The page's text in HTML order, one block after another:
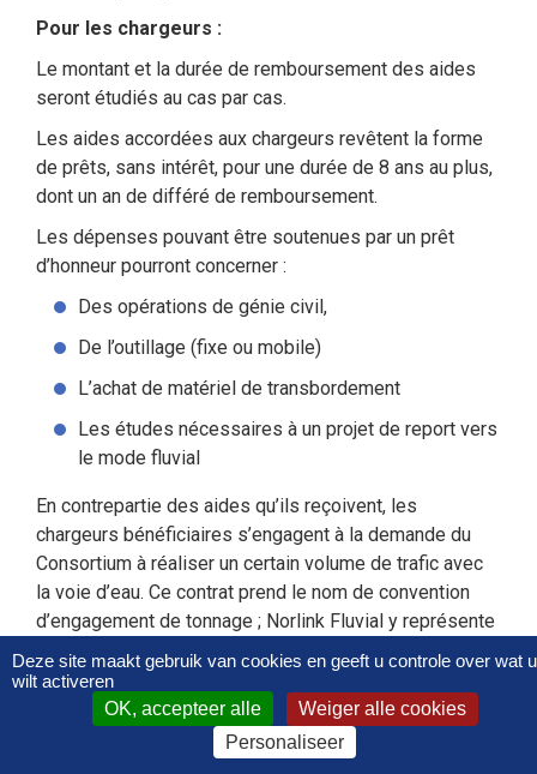
Pour les chargeurs :
Le montant et la durée de remboursement des aides
seront étudiés au cas par cas.
Les aides accordées aux chargeurs revêtent la forme
de prêts, sans intérêt, pour une durée de 8 ans au plus,
dont un an de différé de remboursement.
Les dépenses pouvant être soutenues par un prêt
d’honneur pourront concerner :
Des opérations de génie civil,
De l’outillage (fixe ou mobile)
L’achat de matériel de transbordement
Les études nécessaires à un projet de report vers
le mode fluvial
En contrepartie des aides qu’ils reçoivent, les
chargeurs bénéficiaires s’engagent à la demande du
Consortium à réaliser un certain volume de trafic avec
la voie d’eau. Ce contrat prend le nom de convention
d’engagement de tonnage ; Norlink Fluvial y représente
les intérêts de la voie d’eau.
L’intervention de Norlink Fluvial peut être
complémentaire d’une aide accordée par Voies
navigables de France, assortie elle-même d’un tel
Deze site maakt gebruik van cookies en geeft u controle over wat u
wilt activeren
OK, accepteer alle
Weiger alle cookies
Personaliseer